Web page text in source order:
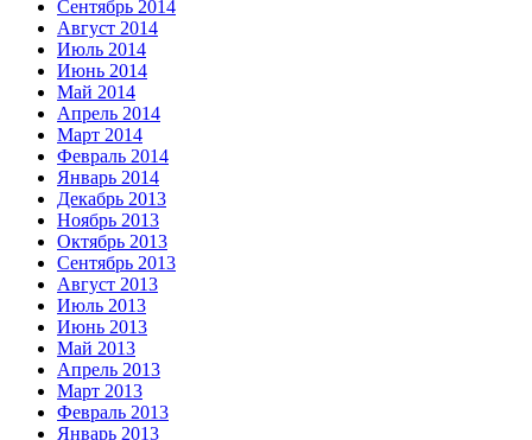
Сентябрь 2014
Август 2014
Июль 2014
Июнь 2014
Май 2014
Апрель 2014
Март 2014
Февраль 2014
Январь 2014
Декабрь 2013
Ноябрь 2013
Октябрь 2013
Сентябрь 2013
Август 2013
Июль 2013
Июнь 2013
Май 2013
Апрель 2013
Март 2013
Февраль 2013
Январь 2013